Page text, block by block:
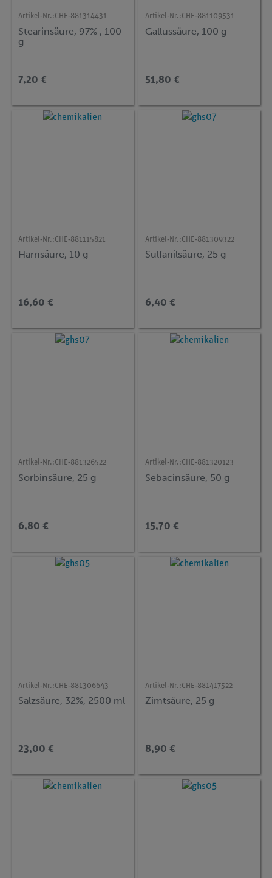
Artikel-Nr.:CHE-881314431
Stearinsäure, 97% , 100
g
7,20 €
Artikel-Nr.:CHE-881109531
Gallussäure, 100 g
51,80 €
Artikel-Nr.:CHE-881115821
Harnsäure, 10 g
16,60 €
Artikel-Nr.:CHE-881309322
Sulfanilsäure, 25 g
6,40 €
Artikel-Nr.:CHE-881326522
Sorbinsäure, 25 g
6,80 €
Artikel-Nr.:CHE-881320123
Sebacinsäure, 50 g
15,70 €
Artikel-Nr.:CHE-881306643
Salzsäure, 32%, 2500 ml
23,00 €
Artikel-Nr.:CHE-881417522
Zimtsäure, 25 g
8,90 €